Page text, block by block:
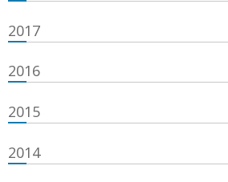
2017
2016
2015
2014